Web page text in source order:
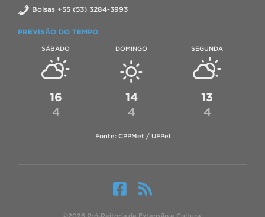
Bolsas +55 (53) 3284-3993
PREVISÃO DO TEMPO
SÁBADO
16
4
DOMINGO
14
4
SEGUNDA
13
4
Fonte: CPPMet / UFPel